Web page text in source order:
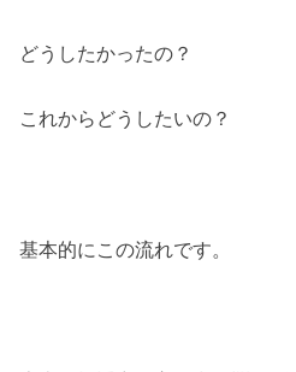
どうしたかったの？
これからどうしたいの？
基本的にこの流れです。